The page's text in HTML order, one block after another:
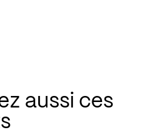
aussi ces